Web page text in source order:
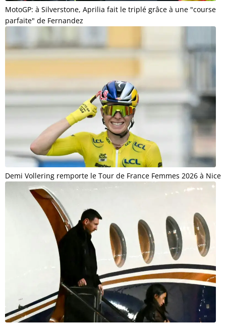
MotoGP: à Silverstone, Aprilia fait le triplé grâce à une "course
parfaite" de Fernandez
Demi Vollering remporte le Tour de France Femmes 2026 à Nice